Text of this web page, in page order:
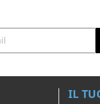
IL